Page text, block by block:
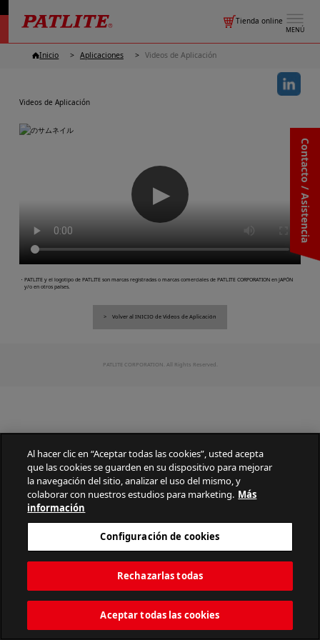
MENÚ
Tienda online
Contacto / Asistencia
Inicio Aplicaciones Videos de Aplicación
Videos de Aplicación
▶
・PATLITE y el logotipo de PATLITE son marcas registradas o marcas comerciales de PATLITE CORPORATION en JAPÓN
y/o en otros países.
Volver al INICIO de Videos de Aplicación
PATLITE CORPORATION. All Rights Reserved.
Al hacer clic en “Aceptar todas las cookies”, usted acepta
que las cookies se guarden en su dispositivo para mejorar
la navegación del sitio, analizar el uso del mismo, y
colaborar con nuestros estudios para marketing. Más
información
Configuración de cookies
Rechazarlas todas
Aceptar todas las cookies